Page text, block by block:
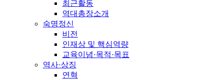
최근활동
역대총장소개
숙명정신
비전
인재상 및 핵심역량
교육이념·목적·목표
역사·상징
연혁